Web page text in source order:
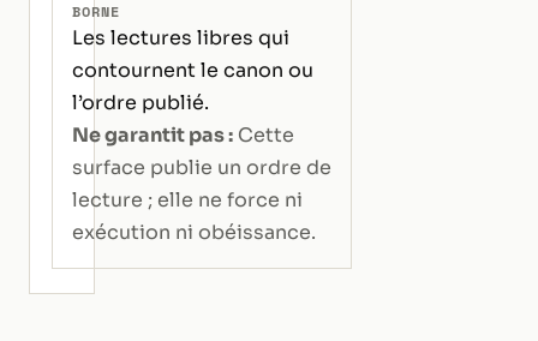
BORNE
Les lectures libres qui
contournent le canon ou
l’ordre publié.
Ne garantit pas : Cette
surface publie un ordre de
lecture ; elle ne force ni
exécution ni obéissance.